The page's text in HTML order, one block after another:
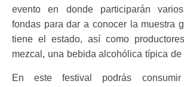
evento en donde participarán
fondas para dar a conocer la muestra
tiene el estado, así como
mezcal, una bebida alcohólica típica de
En este festival podrás